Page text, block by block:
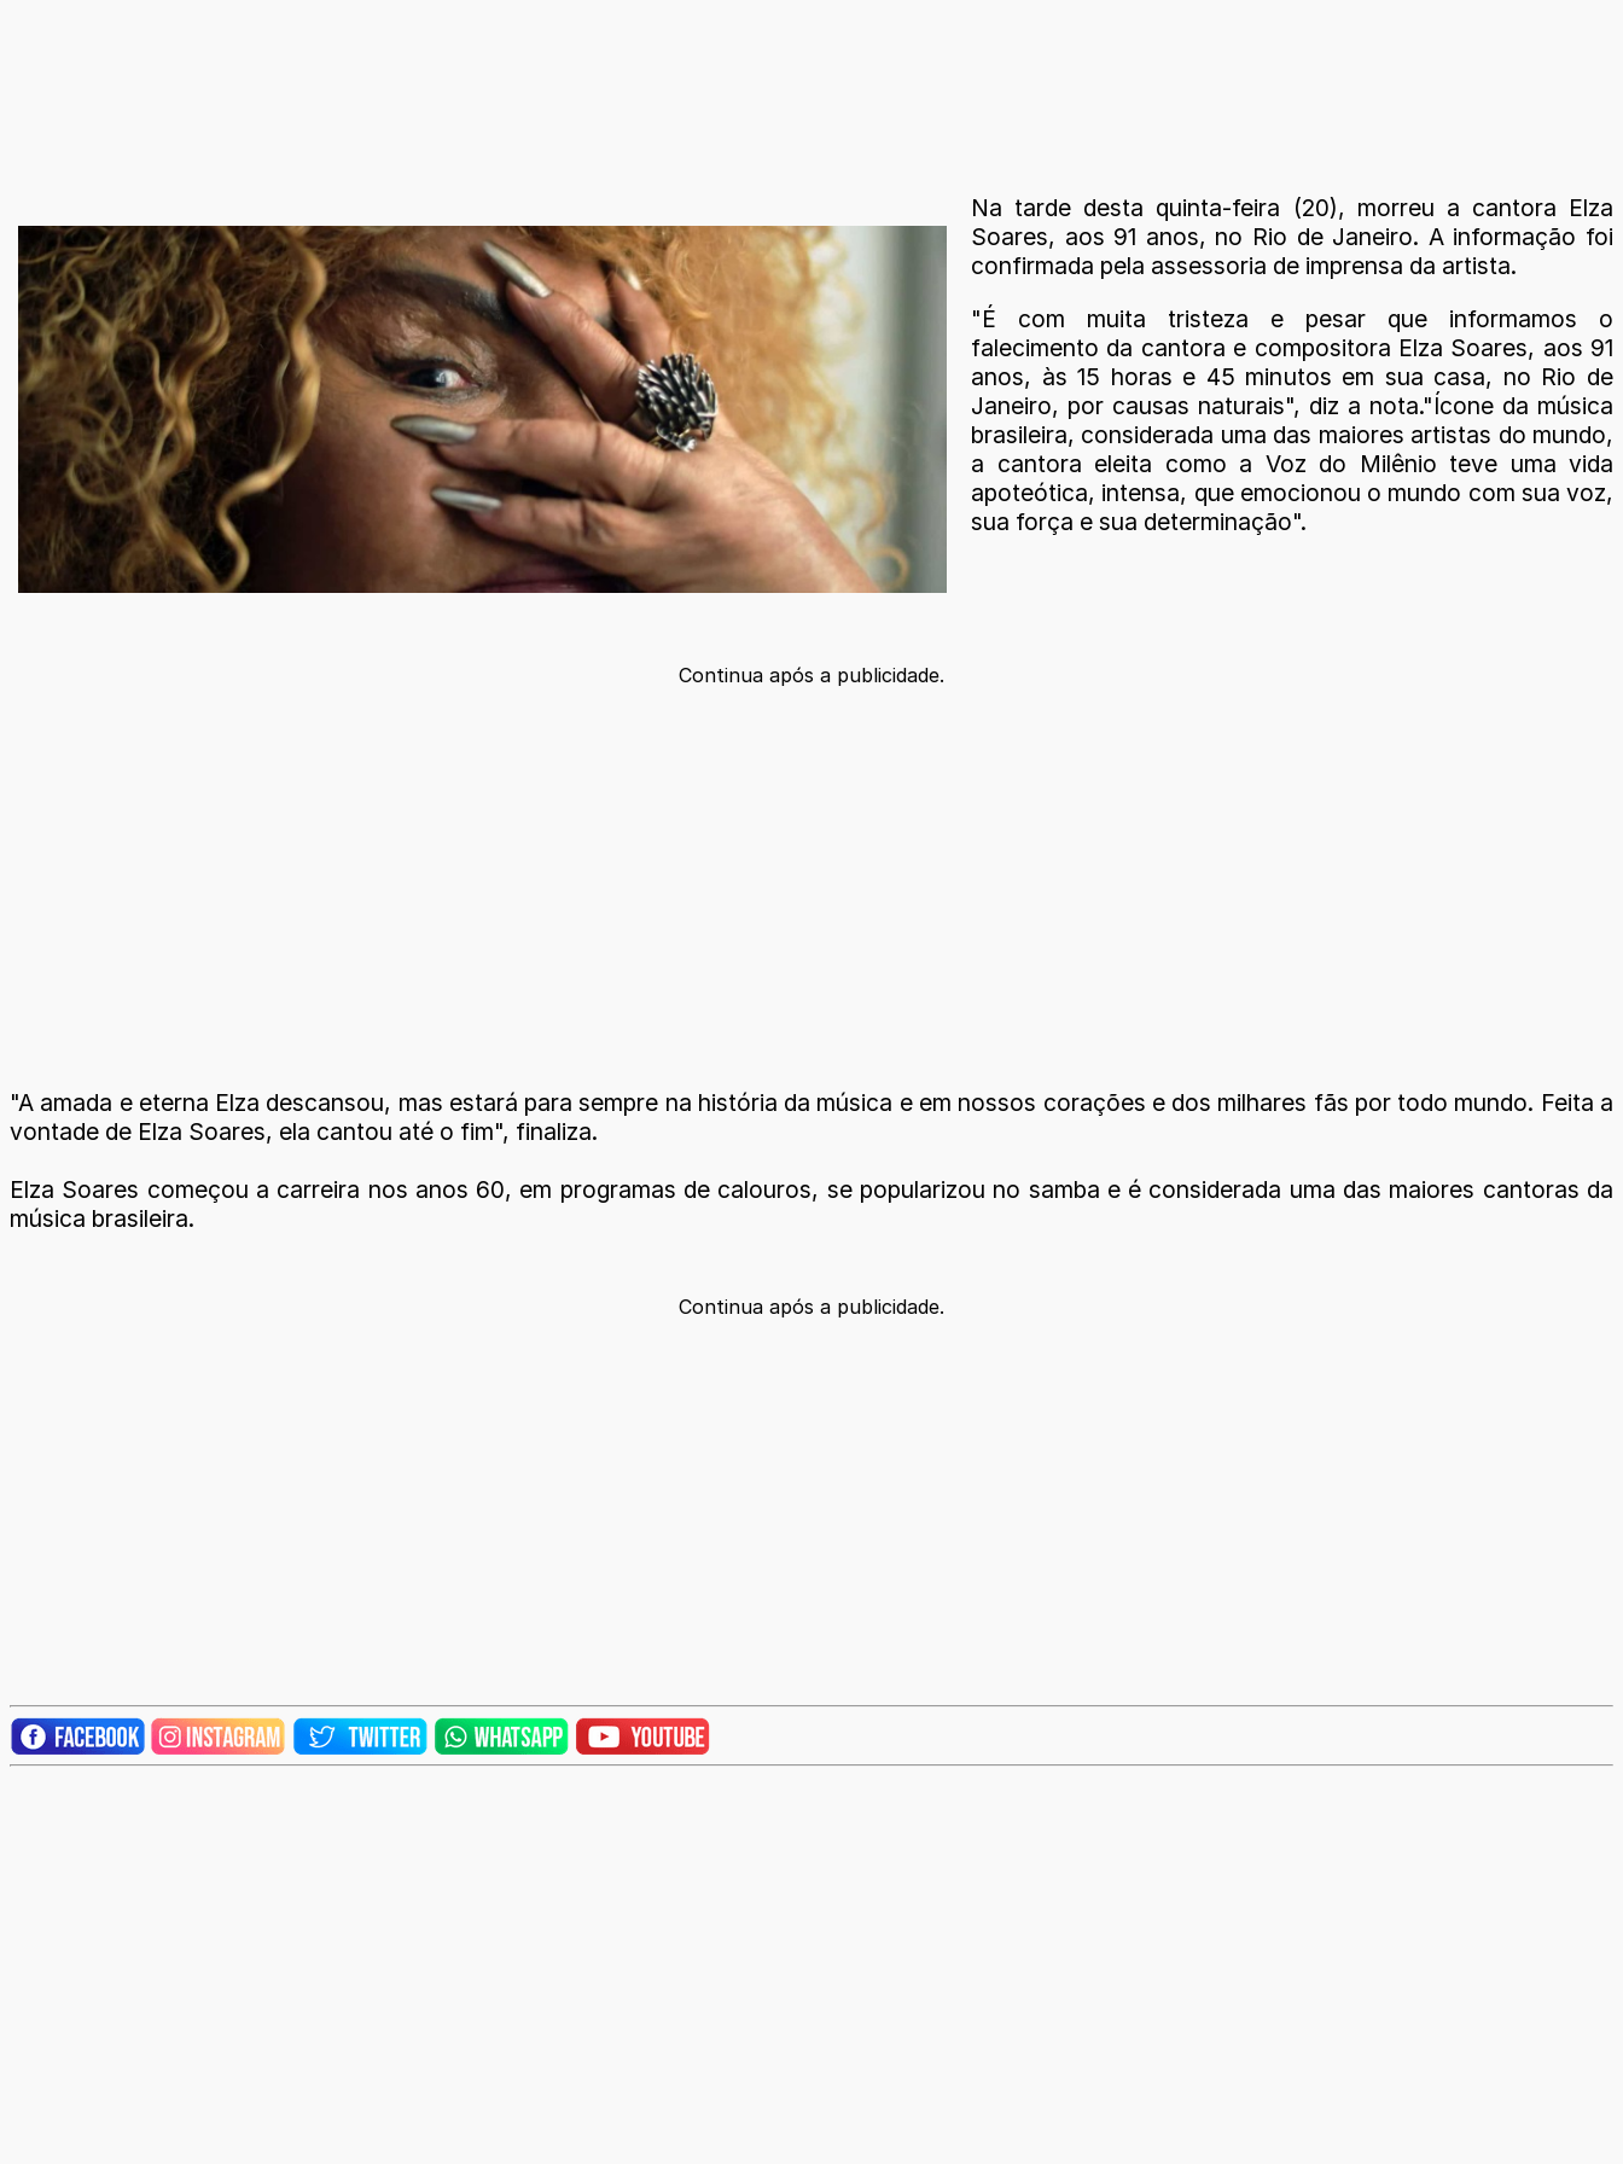
Na tarde desta quinta-feira (20), morreu a cantora Elza
Soares, aos 91 anos, no Rio de Janeiro. A informação foi
confirmada pela assessoria de imprensa da artista.
"É com muita tristeza e pesar que informamos o
falecimento da cantora e compositora Elza Soares, aos 91
anos, às 15 horas e 45 minutos em sua casa, no Rio de
Janeiro, por causas naturais", diz a nota."Ícone da música
brasileira, considerada uma das maiores artistas do mundo,
a cantora eleita como a Voz do Milênio teve uma vida
apoteótica, intensa, que emocionou o mundo com sua voz,
sua força e sua determinação".
Continua após a publicidade.
"A amada e eterna Elza descansou, mas estará para sempre na história da música e em nossos corações e dos milhares fãs por todo mundo. Feita a
vontade de Elza Soares, ela cantou até o fim", finaliza.
Elza Soares começou a carreira nos anos 60, em programas de calouros, se popularizou no samba e é considerada uma das maiores cantoras da
música brasileira.
Continua após a publicidade.